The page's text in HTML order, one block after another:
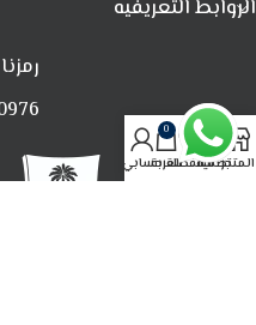
الروابط التعريفيه
المتجرتصفيةالمفضلة
0
العربةحسابي